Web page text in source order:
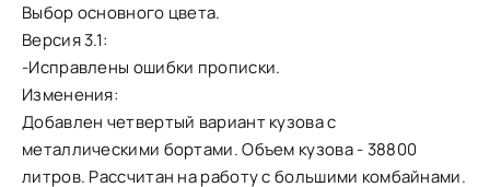
Выбор основного цвета.
Версия 3.1:
-Исправлены ошибки прописки.
Изменения:
Добавлен четвертый вариант кузова с
металлическими бортами. Объем кузова - 38800
литров. Рассчитан на работу с большими комбайнами.